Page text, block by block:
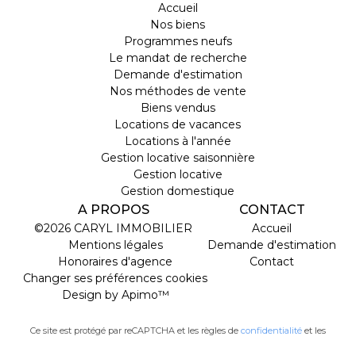
Accueil
Nos biens
Programmes neufs
Le mandat de recherche
Demande d'estimation
Nos méthodes de vente
Biens vendus
Locations de vacances
Locations à l'année
Gestion locative saisonnière
Gestion locative
Gestion domestique
A PROPOS
©2026 CARYL IMMOBILIER
Mentions légales
Honoraires d'agence
Changer ses préférences cookies
Design by Apimo™
CONTACT
Accueil
Demande d'estimation
Contact
Ce site est protégé par reCAPTCHA et les règles de confidentialité et les